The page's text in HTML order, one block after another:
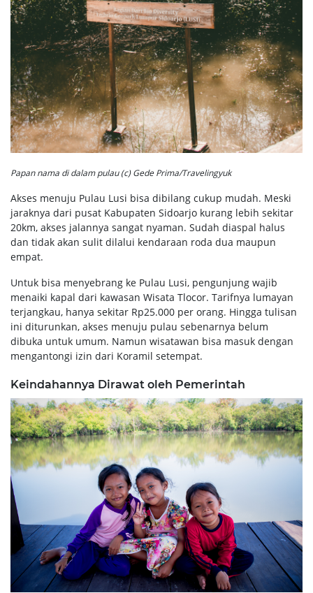
Papan nama di dalam pulau (c) Gede Prima/Travelingyuk
Akses menuju Pulau Lusi bisa dibilang cukup mudah. Meski
jaraknya dari pusat Kabupaten Sidoarjo kurang lebih sekitar
20km, akses jalannya sangat nyaman. Sudah diaspal halus
dan tidak akan sulit dilalui kendaraan roda dua maupun
empat.
Untuk bisa menyebrang ke Pulau Lusi, pengunjung wajib
menaiki kapal dari kawasan Wisata Tlocor. Tarifnya lumayan
terjangkau, hanya sekitar Rp25.000 per orang. Hingga tulisan
ini diturunkan, akses menuju pulau sebenarnya belum
dibuka untuk umum. Namun wisatawan bisa masuk dengan
mengantongi izin dari Koramil setempat.
Keindahannya Dirawat oleh Pemerintah